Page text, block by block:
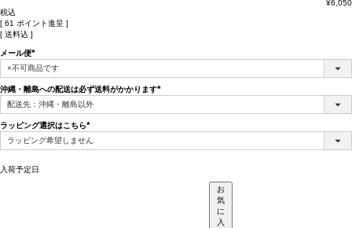
¥6,050
税込
[ 61 ポイント進呈 ]
送料込
メール便
(必
須)
沖縄・離島への配送は必ず送料がかかります
ラッピング選択はこちら
(必
入荷予定日
お
気
に
入